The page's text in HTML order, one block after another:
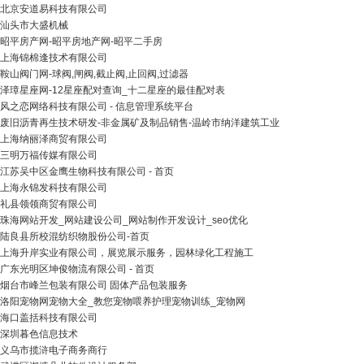
北京安道易科技有限公司
汕头市大盛机械
昭平房产网-昭平房地产网-昭平二手房
上海锦棉逢技术有限公司
鞍山阀门网-球阀,闸阀,截止阀,止回阀,过滤器
泽璋星座网-12星座配对查询_十二星座的最佳配对表
风之恋网络科技有限公司 - 信息管理系统平台
废旧沥青再生技术研发-非金属矿及制品销售-温岭市纳洋建筑工业
上海纳丽泽商贸有限公司
三明万福传媒有限公司
江苏吴中区金鹰生物科技有限公司 - 首页
上海永锦发科技有限公司
礼县领领商贸有限公司
珠海网站开发_网站建设公司_网站制作开发设计_seo优化
陆良县所校混纺织物股份公司-首页
上海升岸实业有限公司，展览展示服务，园林绿化工程施工
广东光明区坤俊物流有限公司 - 首页
烟台市峰兰包装有限公司 固体产品包装服务
洛阳宠物网宠物大全_教您宠物喂养护理宠物训练_宠物网
海口盖括科技有限公司
深圳暮色信息技术
义乌市揽浒电子商务商行